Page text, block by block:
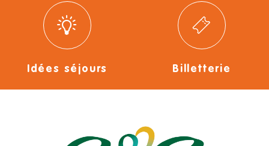
Idées séjours Billetterie